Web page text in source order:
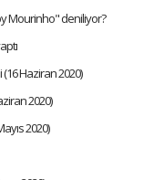
Mourinho" deniliyor?
Haziran 2020)
2020)
2020)